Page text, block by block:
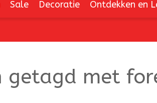
Sale Decoratie Ontdekken en
getagd met